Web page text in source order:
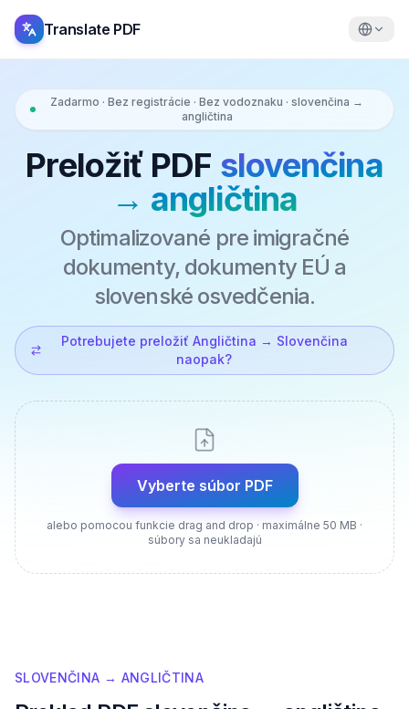
Translate PDF
Zadarmo · Bez registrácie · Bez vodoznaku · slovenčina →
angličtina
Preložiť PDF slovenčina
→ angličtina
Optimalizované pre imigračné
dokumenty, dokumenty EÚ a
slovenské osvedčenia.
Potrebujete preložiť Angličtina → Slovenčina
naopak?
Vyberte súbor PDF
alebo pomocou funkcie drag and drop · maximálne 50 MB ·
súbory sa neukladajú
SLOVENČINA → ANGLIČTINA